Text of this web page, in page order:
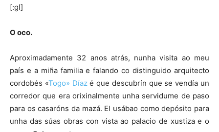
[:gl]
O oco.
Aproximadamente 32 anos atrás, nunha visita ao meu
país e a miña familia e falando co distinguido arquitecto
cordobés «Togo» Díazé que descubrín que se vendía un
corredor que era orixinalmente unha servidume de paso
para os casaróns da mazá. El usábao como depósito para
unha das súas obras con vista ao palacio de xustiza e o